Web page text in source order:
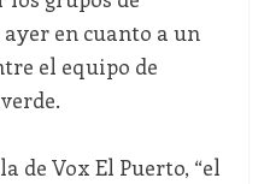
en cuanto a un
el equipo de
de Vox El Puerto, “el